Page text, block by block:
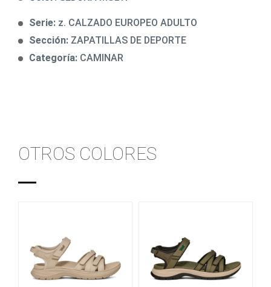
Serie: z. CALZADO EUROPEO ADULTO
Sección: ZAPATILLAS DE DEPORTE
Categoría: CAMINAR
OTROS COLORES